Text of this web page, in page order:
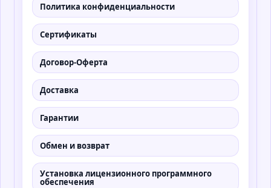
Политика конфиденциальности
Сертификаты
Договор-Оферта
Доставка
Гарантии
Обмен и возврат
Установка лицензионного программного
обеспечения